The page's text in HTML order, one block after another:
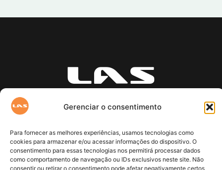
Gerenciar o consentimento
Para fornecer as melhores experiências, usamos tecnologias como
cookies para armazenar e/ou acessar informações do dispositivo. O
consentimento para essas tecnologias nos permitirá processar dados
como comportamento de navegação ou IDs exclusivos neste site. Não
consentir ou retirar o consentimento pode afetar negativamente certos
entregar o planeta a
estado que a recebemos.